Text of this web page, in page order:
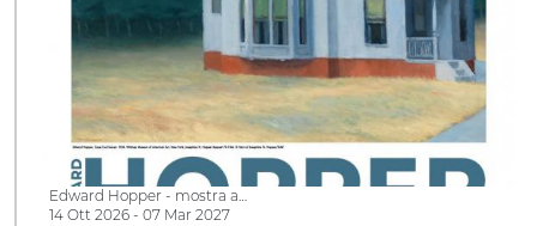
Edward Hopper - mostra a…
14 Ott 2026 - 07 Mar 2027